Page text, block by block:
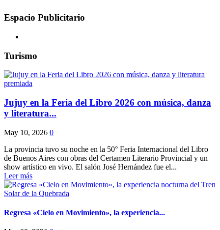
Espacio Publicitario
Turismo
Jujuy en la Feria del Libro 2026 con música, danza
y literatura...
May 10, 2026 0
La provincia tuvo su noche en la 50° Feria Internacional del Libro
de Buenos Aires con obras del Certamen Literario Provincial y un
show artístico en vivo. El salón José Hernández fue el...
Leer más
Regresa «Cielo en Movimiento», la experiencia...